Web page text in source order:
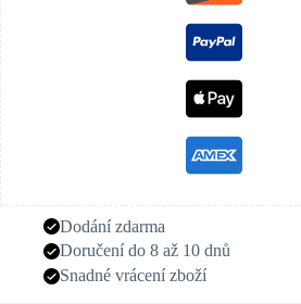
Dodání zdarma
Doručení do 8 až 10 dnů
Snadné vrácení zboží